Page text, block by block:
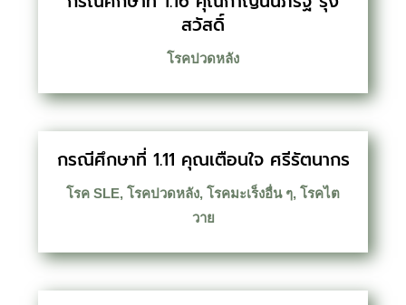
สวัสดิ์
โรคปวดหลัง
กรณีศึกษาที่ 1.11 คุณเตือนใจ ศรีรัตนากร
โรค SLE, โรคปวดหลัง, โรคมะเร็งอื่น ๆ, โรคไต
วาย